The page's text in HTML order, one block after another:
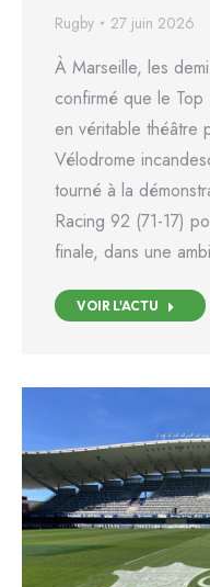
Rugby 27 juin 2026
À Marseille, les
confirmé que le Top
en véritable théâtre
Vélodrome
tourné à la
Racing 92 (71-17)
finale, dans une
VOIR L'ACTU